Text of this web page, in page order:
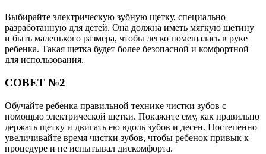
Выбирайте электрическую зубную щетку, специально
разработанную для детей. Она должна иметь мягкую щетину
и быть маленького размера, чтобы легко помещалась в руке
ребенка. Такая щетка будет более безопасной и комфортной
для использования.
СОВЕТ №2
Обучайте ребенка правильной технике чистки зубов с
помощью электрической щетки. Покажите ему, как правильно
держать щетку и двигать ею вдоль зубов и десен. Постепенно
увеличивайте время чистки зубов, чтобы ребенок привык к
процедуре и не испытывал дискомфорта.